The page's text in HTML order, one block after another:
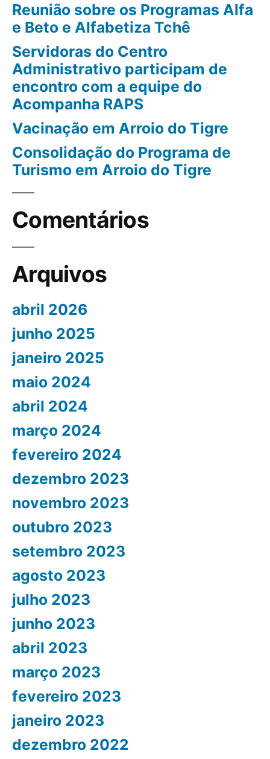
Reunião sobre os Programas Alfa
e Beto e Alfabetiza Tchê
Servidoras do Centro
Administrativo participam de
encontro com a equipe do
Acompanha RAPS
Vacinação em Arroio do Tigre
Consolidação do Programa de
Turismo em Arroio do Tigre
Comentários
Arquivos
abril 2026
junho 2025
janeiro 2025
maio 2024
abril 2024
março 2024
fevereiro 2024
dezembro 2023
novembro 2023
outubro 2023
setembro 2023
agosto 2023
julho 2023
junho 2023
abril 2023
março 2023
fevereiro 2023
janeiro 2023
dezembro 2022